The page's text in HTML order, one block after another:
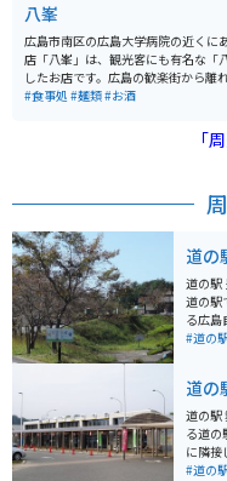
だくことができます。また、地元野
り、バターづくりなども体験できる
八峯
広島市南区の広島大学病院の近くに
店「八峯」は、観光客にも有名な「
したお店です。広島の歓楽街から離
から、ほとんどのお客さんは地元の
を頼まれる方もいます。どちらも
あり、たっぷり入ったキャベツと麺
み焼きを焼いている店の雰囲気も、
#食事処 #麺類#お酒
「
道の
道の駅
道の駅
る広島
置し、
も、地
どんぐ
ばで
バイク
の場所
#道の
道の
道の駅
る道の
に隣接
地元の
#道の